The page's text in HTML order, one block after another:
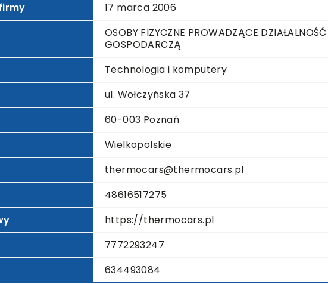
17 marca 2006
OSOBY FIZYCZNE PROWADZĄCE DZIAŁALNOŚĆ
GOSPODARCZĄ
Technologia i komputery
ul. Wołczyńska 37
60-003 Poznań
Wielkopolskie
thermocars@thermocars.pl
48616517275
https://thermocars.pl
7772293247
634493084